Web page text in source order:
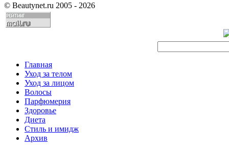
© Beautynet.ru 2005 - 2026
Главная
Уход за телом
Уход за лицом
Волосы
Парфюмерия
Здоровье
Диета
Стиль и имидж
Архив